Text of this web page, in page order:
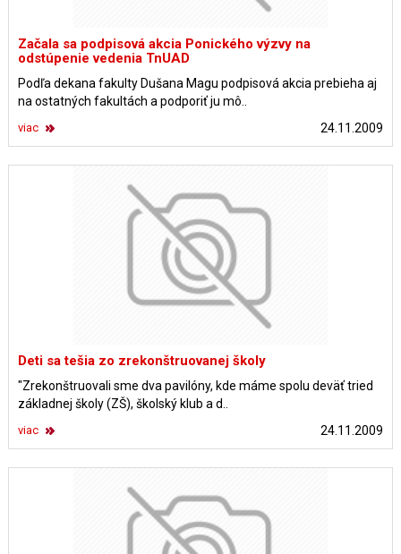
Začala sa podpisová akcia Ponického výzvy na
odstúpenie vedenia TnUAD
Podľa dekana fakulty Dušana Magu podpisová akcia prebieha aj
na ostatných fakultách a podporiť ju mô..
24.11.2009
viac
Deti sa tešia zo zrekonštruovanej školy
"Zrekonštruovali sme dva pavilóny, kde máme spolu deväť tried
základnej školy (ZŠ), školský klub a d..
24.11.2009
viac